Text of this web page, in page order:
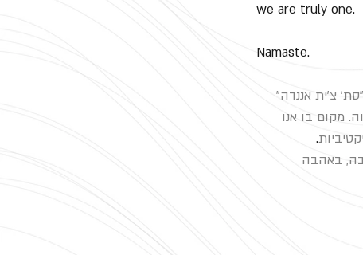
we are truly one.
Namaste.
צ'ית אננדה"
מקום בו אנו
.
באהבה